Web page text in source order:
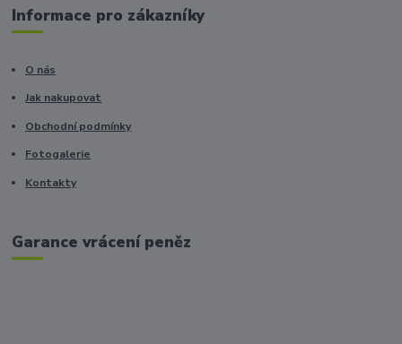
Informace pro zákazníky
O nás
Jak nakupovat
Obchodní podmínky
Fotogalerie
Kontakty
Garance vrácení peněz